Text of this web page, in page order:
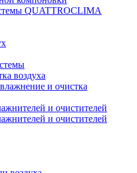
QUATTROCLIMA
воздуха
и очистка
и очистителей
и очистителей